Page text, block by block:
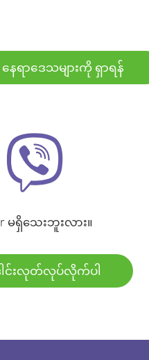
ေရာဒေသများကို ရှာရန်
မရှိသေးဘူးလား။
ါင်းလုတ်လုပ်လိုက်ပါ